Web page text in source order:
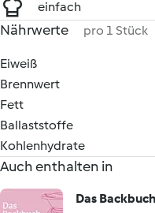
einfach
Nährwerte pro 1 Stück
Eiweiß
Brennwert
Fett
Ballaststoffe
Kohlenhydrate
Auch enthalten in
Das Backbuch